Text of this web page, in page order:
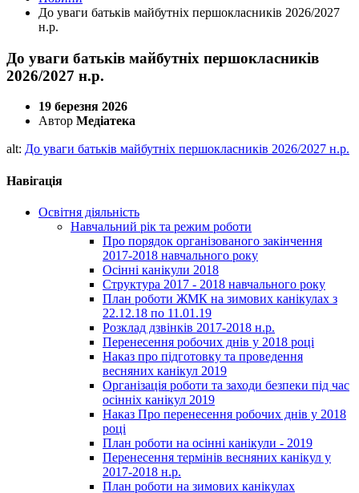
До уваги батьків майбутніх першокласників 2026/2027
н.р.
До уваги батьків майбутніх першокласників
2026/2027 н.р.
19 березня 2026
Автор Медіатека
alt: До уваги батьків майбутніх першокласників 2026/2027 н.р.
Навігація
Освітня діяльність
Навчальний рік та режим роботи
Про порядок організованого закінчення
2017-2018 навчального року
Осінні канікули 2018
Структура 2017 - 2018 навчального року
План роботи ЖМК на зимових канікулах з
22.12.18 по 11.01.19
Розклад дзвінків 2017-2018 н.р.
Перенесення робочих днів у 2018 році
Наказ про підготовку та проведення
весняних канікул 2019
Організація роботи та заходи безпеки під час
осінніх канікул 2019
Наказ Про перенесення робочих днів у 2018
році
План роботи на осінні канікули - 2019
Перенесення термінів весняних канікул у
2017-2018 н.р.
План роботи на зимових канікулах